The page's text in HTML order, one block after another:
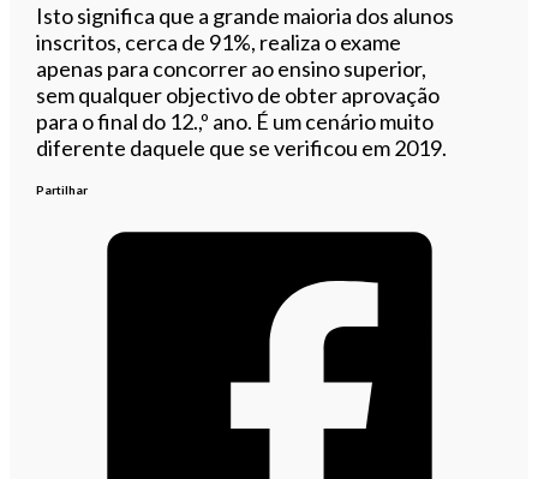
Isto significa que a grande maioria dos alunos
inscritos, cerca de 91%, realiza o exame
apenas para concorrer ao ensino superior,
sem qualquer objectivo de obter aprovação
para o final do 12.,º ano. É um cenário muito
diferente daquele que se verificou em 2019.
Partilhar